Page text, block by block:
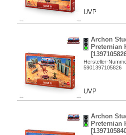
UVP
Archon
Preternian
Hersteller-
5901397105826
UVP
Archon
Preternian